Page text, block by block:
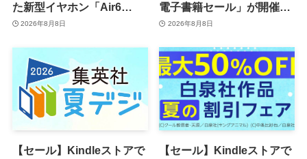
た新型イヤホン「Air6
Pro」を8月28日に発売へ
2026年8月8日
電子書籍セール」が開催中
ｰ コミックやゲーム関連書
2026年8月8日
【セール】Kindleストアで
【セール】Kindleストアで